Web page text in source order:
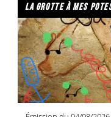
la grotte à mes